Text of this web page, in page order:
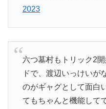
2023
六つ墓村もトリック2
ドで、渡辺いっけいが
のがギャグとして面白
てもちゃんと機能して